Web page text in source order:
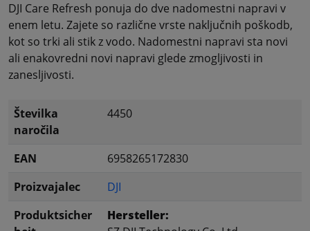
DJI Care Refresh ponuja do dve nadomestni napravi v
enem letu. Zajete so različne vrste naključnih poškodb,
kot so trki ali stik z vodo. Nadomestni napravi sta novi
ali enakovredni novi napravi glede zmogljivosti in
zanesljivosti.
Številka
naročila
4450
EAN
6958265172830
Proizvajalec
DJI
Produktsicher
Hersteller: